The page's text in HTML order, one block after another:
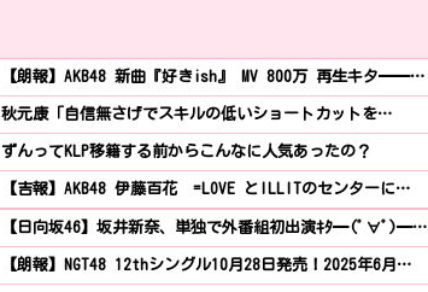
【朗報】AKB48 新曲『好きish』 MV 800万 再生キタ━━…
秋元康「自信無さげでスキルの低いショートカットを…
ずんってKLP移籍する前からこんなに人気あったの？
【吉報】AKB48 伊藤百花 =LOVE とILLITのセンターに…
【日向坂46】坂井新奈、単独で外番組初出演ｷﾀ━(ﾟ∀ﾟ)━…
【朗報】NGT48 12thシングル10月28日発売！2025年6月…